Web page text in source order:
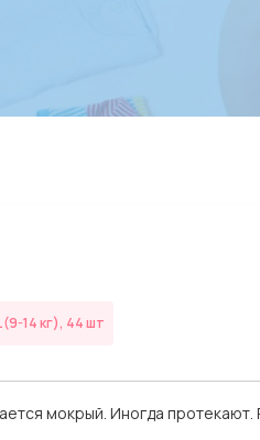
(9-14 кг), 44 шт
мокрый. Иногда